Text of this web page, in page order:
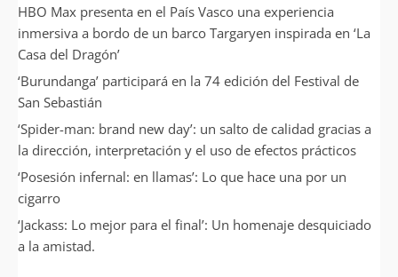
HBO Max presenta en el País Vasco una experiencia
inmersiva a bordo de un barco Targaryen inspirada en ‘La
Casa del Dragón’
‘Burundanga’ participará en la 74 edición del Festival de
San Sebastián
‘Spider-man: brand new day’: un salto de calidad gracias a
la dirección, interpretación y el uso de efectos prácticos
‘Posesión infernal: en llamas’: Lo que hace una por un
cigarro
‘Jackass: Lo mejor para el final’: Un homenaje desquiciado
a la amistad.